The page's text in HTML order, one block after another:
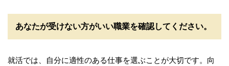
あなたが受けない方がいい職業を確認してください。
就活では、自分に適性のある仕事を選ぶことが大切です。向